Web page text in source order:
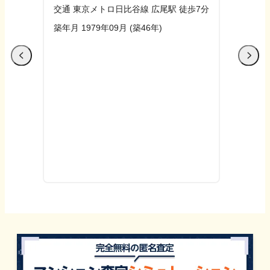
交通 東京メトロ日比谷線 広尾駅 徒歩7分
築年月 1979年09月 (築46年)